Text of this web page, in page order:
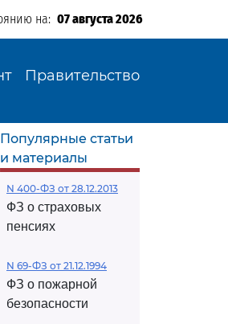
на: 07 августа 2026
Правительство
Популярные статьи
и материалы
N 400-ФЗ от 28.12.2013
ФЗ о страховых
пенсиях
N 69-ФЗ от 21.12.1994
ФЗ о пожарной
безопасности